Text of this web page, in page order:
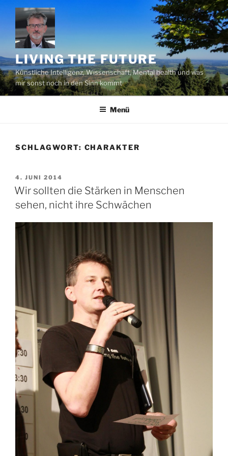
Zum
Inhalt
springen
LIVING THE FUTURE
Künstliche Intelligenz, Wissenschaft, Mental health und was
mir sonst noch in den Sinn kommt
Menü
SCHLAGWORT: CHARAKTER
VERÖFFENTLICHT
AM
4. JUNI 2014
Wir sollten die Stärken in Menschen
sehen, nicht ihre Schwächen